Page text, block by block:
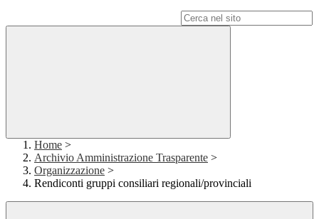
Home >
Archivio Amministrazione Trasparente >
Organizzazione >
Rendiconti gruppi consiliari regionali/provinciali